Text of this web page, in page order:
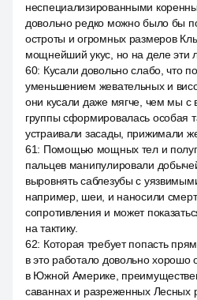
неспециализированными
довольно редко можно было бы
остроты и огромных размеров
мощнейший укус, но на деле эти
60: Кусали довольно слабо, что
уменьшением жевательных и
они кусали даже мягче, чем мы с
группы сформировалась особая
устраивали засады, прижимали
61: Помощью мощных тел и
пальцев манипулировали
выровнять саблезубы с
например, шеи, и наносили
сопротивления и может
на тактику.
62: Которая требует попасть
в это работало довольно хорошо
в Южной Америке,
саваннах и разреженных Лесных